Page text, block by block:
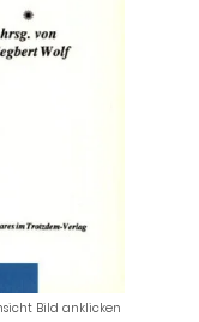
Bild anklicken